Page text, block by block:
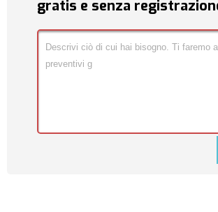
gratis e senza